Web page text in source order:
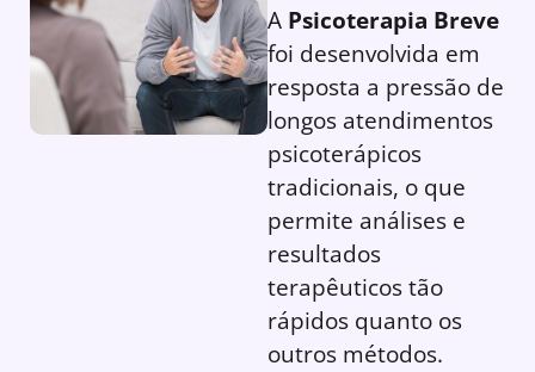
A Psicoterapia Breve
foi desenvolvida em
resposta a pressão de
longos atendimentos
psicoterápicos
tradicionais, o que
permite análises e
resultados
terapêuticos tão
rápidos quanto os
outros métodos.